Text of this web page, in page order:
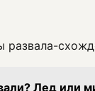
развала-
Лед или